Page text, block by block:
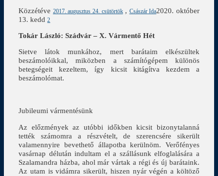
Közzétéve 2017. augusztus 24. csütörtök , Császár Ida2020. október
13. kedd 2
Tokár László: Szádvár – X. Vármentő Hét
Sietve látok munkához, mert barátaim elkészültek
beszámolóikkal, miközben a számítógépem különös
betegségeit kezeltem, így kicsit kitágítva kezdem a
beszámolómat.
Jubileumi vármentésünk
Az előzmények az utóbbi időkben kicsit bizonytalanná
tették számomra a részvételt, de szerencsére sikerült
valamennyire bevethető állapotba kerülnöm. Verőfényes
vasárnap délután indultam el a szállásunk elfoglalására a
Szalamandra házba, ahol már vártak a régi és új barátaink.
Az utam is vidámra sikerült, hiszen nyár végén a költöző